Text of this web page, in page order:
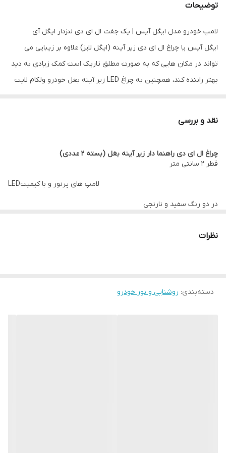
توضیحات
لامپ خودرو مدل ایگل آیس | یک جفت ال ای دی لنزدار ایگل آی
ایگل آیس یا چراغ ال ای دی زیر آینه (ایگل لایز) علاوه بر زیبایی می
تواند در مکان هایی که به صورت مطلق تاریک است کمک زیادی به دید
بهتر راننده کند، همچنین به چراغ LED زیر آینه بغل خودرو ولکام لایت
آن کلید روشن خاموش جداگانه نصب کرد. یکی دیگر از روش های نصب
که در این صورت با قفل کردن خاموش و با باز کردن در، ال ای دی روشن
نقد و بررسی
چراغ ال ای دی راهنما دار زیر آینه بغل (بسته 2 عددی)
قطر 2 سانتی متر
LEDلامپ های پرنور و با کیفیت
در دو رنگ سفید و نارنجی
نظرات
دسته‌بندی: روشنایی و نور خودرو